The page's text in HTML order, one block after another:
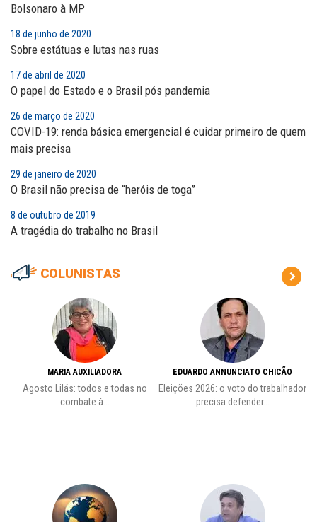
Bolsonaro à MP
18 de junho de 2020
Sobre estátuas e lutas nas ruas
17 de abril de 2020
O papel do Estado e o Brasil pós pandemia
26 de março de 2020
COVID-19: renda básica emergencial é cuidar primeiro de quem
mais precisa
29 de janeiro de 2020
O Brasil não precisa de “heróis de toga”
8 de outubro de 2019
A tragédia do trabalho no Brasil
COLUNISTAS
MARIA AUXILIADORA
Agosto Lilás: todos e todas no
combate à...
EDUARDO ANNUNCIATO CHICÃO
Eleições 2026: o voto do trabalhador
precisa defender...